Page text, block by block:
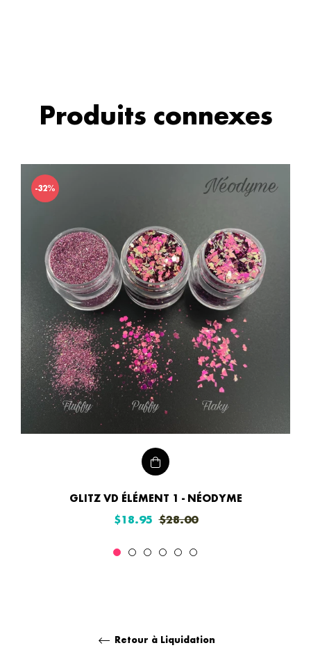
Produits connexes
-32%
GLITZ VD ÉLÉMENT 1 - NÉODYME
Prix
$18.95 $28.00Prix
Retour à Liquidation